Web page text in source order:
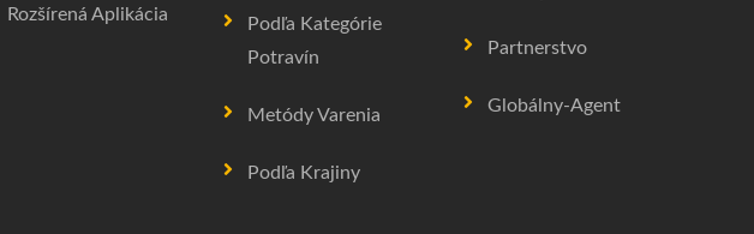
Rozšírená Aplikácia
Podľa Kategórie
Potravín
Metódy Varenia
Podľa Krajiny
Partnerstvo
Globálny-Agent